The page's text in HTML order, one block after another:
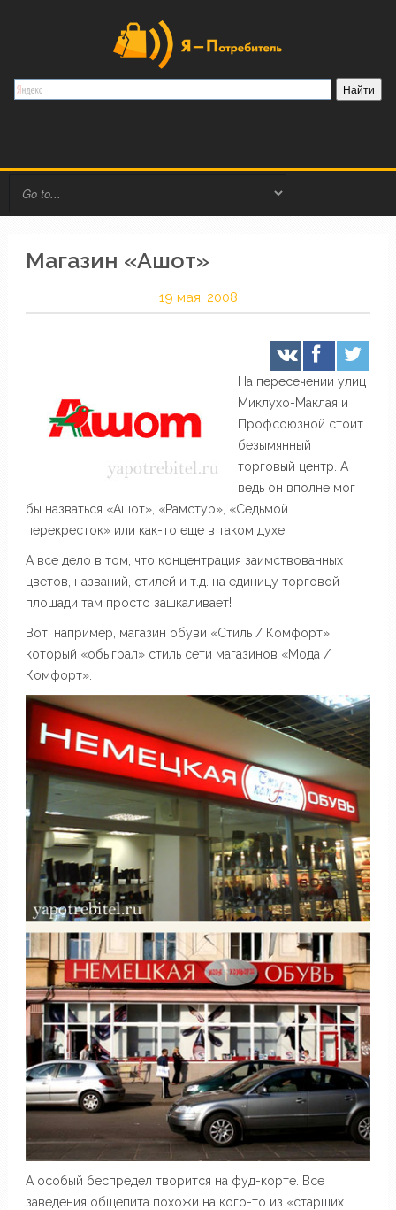
Магазин «Ашот»
19 мая, 2008
На пересечении улиц
Миклухо-Маклая и
Профсоюзной стоит
безымянный
торговый центр. А
ведь он вполне мог
бы назваться «Ашот», «Рамстур», «Седьмой
перекресток» или как-то еще в таком духе.
А все дело в том, что концентрация заимствованных
цветов, названий, стилей и т.д. на единицу торговой
площади там просто зашкаливает!
Вот, например, магазин обуви «Стиль / Комфорт»,
который «обыграл» стиль сети магазинов «Мода /
Комфорт».
А особый беспредел творится на фуд-корте. Все
заведения общепита похожи на кого-то из «старших